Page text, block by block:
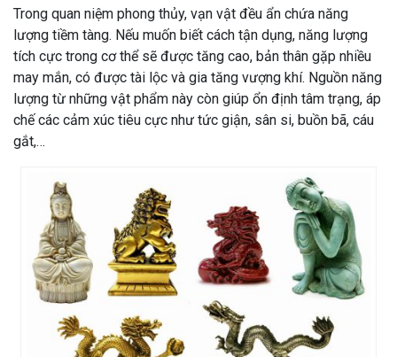
Trong quan niệm phong thủy, vạn vật đều ẩn chứa năng
lượng tiềm tàng. Nếu muốn biết cách tận dụng, năng lượng
tích cực trong cơ thể sẽ được tăng cao, bản thân gặp nhiều
may mắn, có được tài lộc và gia tăng vượng khí. Nguồn năng
lượng từ những vật phẩm này còn giúp ổn định tâm trạng, áp
chế các cảm xúc tiêu cực như tức giận, sân si, buồn bã, cáu
gắt,…